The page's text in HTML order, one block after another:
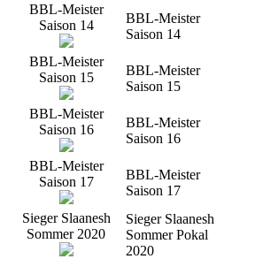
BBL-Meister
Saison 14
BBL-Meister
Saison 14
BBL-Meister
Saison 15
BBL-Meister
Saison 15
BBL-Meister
Saison 16
BBL-Meister
Saison 16
BBL-Meister
Saison 17
BBL-Meister
Saison 17
Sieger Slaanesh
Sommer 2020
Sieger Slaanesh
Sommer Pokal
2020